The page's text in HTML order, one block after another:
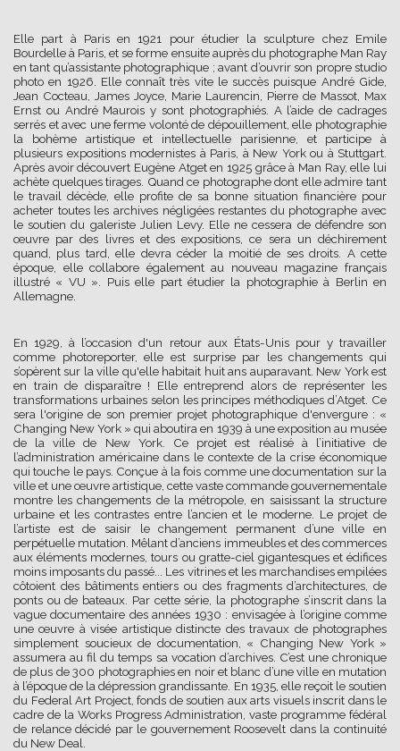
Elle part à Paris en 1921 pour étudier la sculpture chez Emile
Bourdelle à Paris, et se forme ensuite auprès du photographe Man Ray
en tant qu’assistante photographique ; avant d’ouvrir son propre studio
photo en 1926. Elle connaît très vite le succès puisque André Gide,
Jean Cocteau, James Joyce, Marie Laurencin, Pierre de Massot, Max
Ernst ou André Maurois y sont photographiés. A l’aide de cadrages
serrés et avec une ferme volonté de dépouillement, elle photographie
la bohème artistique et intellectuelle parisienne, et participe à
plusieurs expositions modernistes à Paris, à New York ou à Stuttgart.
Après avoir découvert Eugène Atget en 1925 grâce à Man Ray, elle lui
achète quelques tirages. Quand ce photographe dont elle admire tant
le travail décède, elle profite de sa bonne situation financière pour
acheter toutes les archives négligées restantes du photographe avec
le soutien du galeriste Julien Levy. Elle ne cessera de défendre son
œuvre par des livres et des expositions, ce sera un déchirement
quand, plus tard, elle devra céder la moitié de ses droits. A cette
époque, elle collabore également au nouveau magazine français
illustré « VU ». Puis elle part étudier la photographie à Berlin en
Allemagne.
En 1929, à l’occasion d'un retour aux États-Unis pour y travailler
comme photoreporter, elle est surprise par les changements qui
s’opèrent sur la ville qu'elle habitait huit ans auparavant. New York est
en train de disparaître ! Elle entreprend alors de représenter les
transformations urbaines selon les principes méthodiques d’Atget. Ce
sera l'origine de son premier projet photographique d'envergure : «
Changing New York » qui aboutira en 1939 à une exposition au musée
de la ville de New York. Ce projet est réalisé à l’initiative de
l’administration américaine dans le contexte de la crise économique
qui touche le pays. Conçue à la fois comme une documentation sur la
ville et une œuvre artistique, cette vaste commande gouvernementale
montre les changements de la métropole, en saisissant la structure
urbaine et les contrastes entre l’ancien et le moderne. Le projet de
l’artiste est de saisir le changement permanent d’une ville en
perpétuelle mutation. Mêlant d’anciens immeubles et des commerces
aux éléments modernes, tours ou gratte-ciel gigantesques et édifices
moins imposants du passé... Les vitrines et les marchandises empilées
côtoient des bâtiments entiers ou des fragments d’architectures, de
ponts ou de bateaux. Par cette série, la photographe s’inscrit dans la
vague documentaire des années 1930 : envisagée à l’origine comme
une œuvre à visée artistique distincte des travaux de photographes
simplement soucieux de documentation, « Changing New York »
assumera au fil du temps sa vocation d’archives. C’est une chronique
de plus de 300 photographies en noir et blanc d’une ville en mutation
à l’époque de la dépression grandissante. En 1935, elle reçoit le soutien
du Federal Art Project, fonds de soutien aux arts visuels inscrit dans le
cadre de la Works Progress Administration, vaste programme fédéral
de relance décidé par le gouvernement Roosevelt dans la continuité
du New Deal.